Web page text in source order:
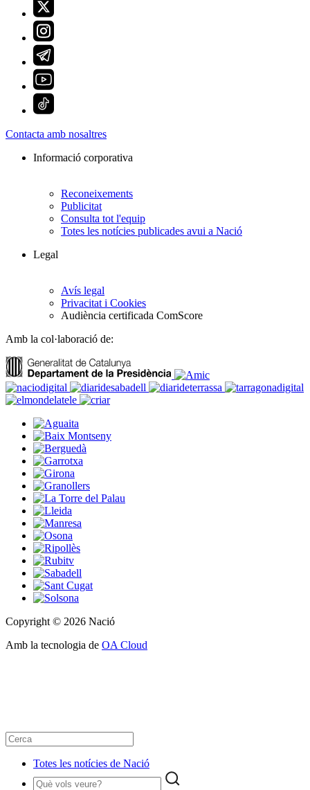
Contacta amb nosaltres
Informació corporativa
Reconeixements
Publicitat
Consulta tot l'equip
Totes les notícies publicades avui a Nació
Legal
Avís legal
Privacitat i Cookies
Audiència certificada ComScore
Amb la col·laboració de:
Copyright © 2026 Nació
Amb la tecnologia de OA Cloud
Totes les notícies de Nació